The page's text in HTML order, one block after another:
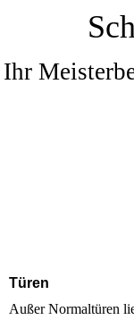
Ihr
Türen
Außer Normaltüren